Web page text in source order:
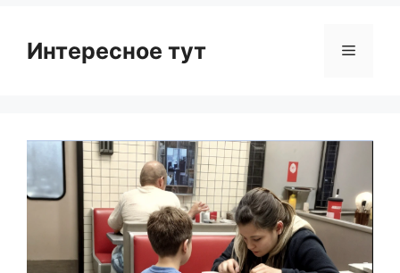
Интересное тут Menu